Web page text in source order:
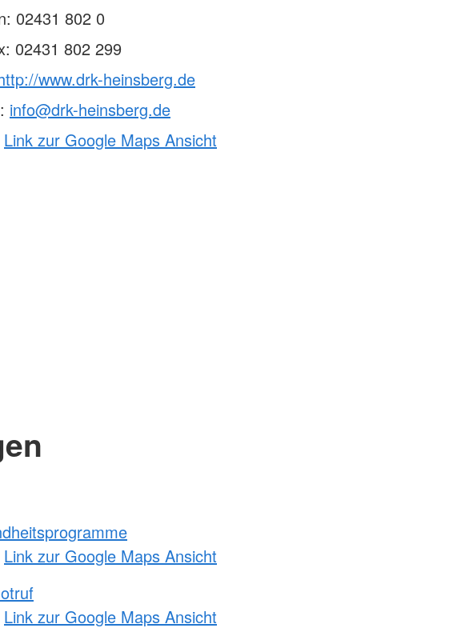
02431 802 0
02431 802 299
www.drk-heinsberg.de
info@drk-heinsberg.de
Link zur Google Maps Ansicht
Link zur Google Maps Ansicht
Link zur Google Maps Ansicht